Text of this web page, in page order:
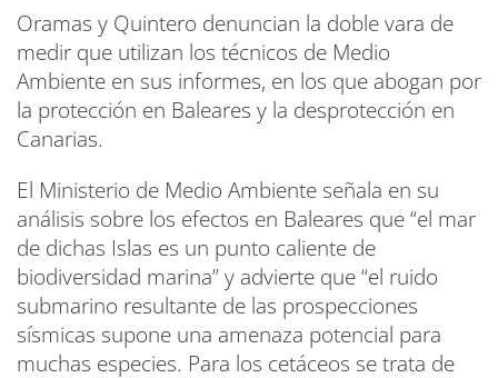
Oramas y Quintero denuncian la doble vara de
medir que utilizan los técnicos de Medio
Ambiente en sus informes, en los que abogan por
la protección en Baleares y la desprotección en
Canarias.
El Ministerio de Medio Ambiente señala en su
análisis sobre los efectos en Baleares que “el mar
de dichas Islas es un punto caliente de
biodiversidad marina” y advierte que “el ruido
submarino resultante de las prospecciones
sísmicas supone una amenaza potencial para
muchas especies. Para los cetáceos se trata de